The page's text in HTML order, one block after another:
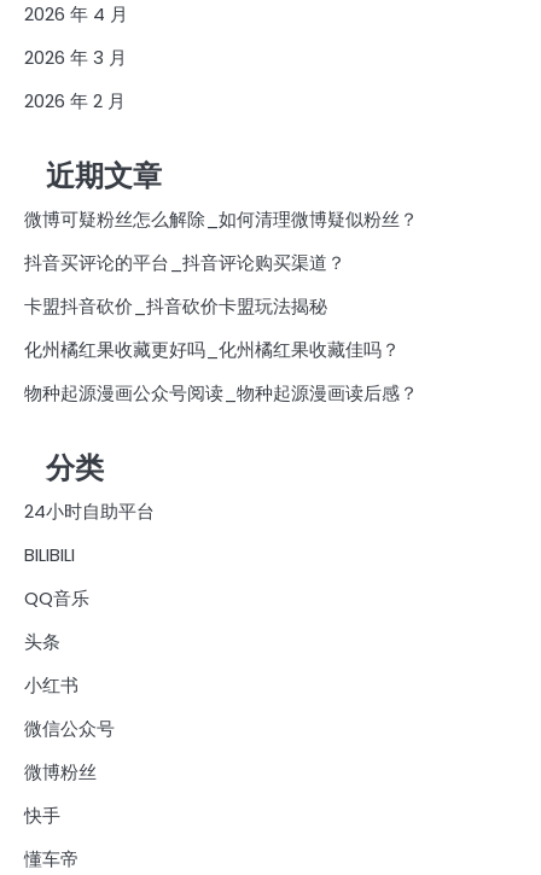
2026 年 4 月
2026 年 3 月
2026 年 2 月
近期文章
微博可疑粉丝怎么解除_如何清理微博疑似粉丝？
抖音买评论的平台_抖音评论购买渠道？
卡盟抖音砍价_抖音砍价卡盟玩法揭秘
化州橘红果收藏更好吗_化州橘红果收藏佳吗？
物种起源漫画公众号阅读_物种起源漫画读后感？
分类
24小时自助平台
BILIBILI
QQ音乐
头条
小红书
微信公众号
微博粉丝
快手
懂车帝